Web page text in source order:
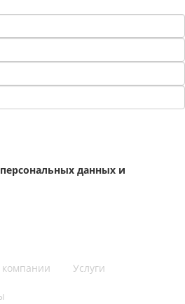
данных и
Услуги